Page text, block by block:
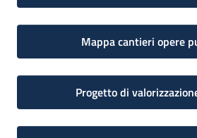
Mappa cantieri opere
Progetto di